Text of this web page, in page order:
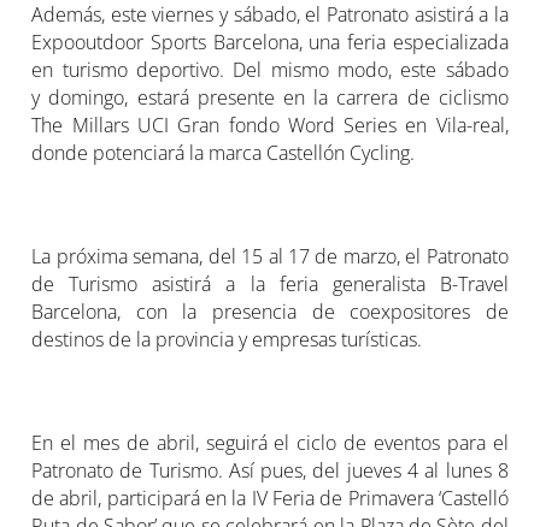
Además, este viernes y sábado, el Patronato asistirá a la
Expooutdoor Sports Barcelona, una feria especializada
en turismo deportivo. Del mismo modo, este sábado
y domingo, estará presente en la carrera de ciclismo
The Millars UCI Gran fondo Word Series en Vila-real,
donde potenciará la marca Castellón Cycling.
La próxima semana, del 15 al 17 de marzo, el Patronato
de Turismo asistirá a la feria generalista B-Travel
Barcelona, con la presencia de coexpositores de
destinos de la provincia y empresas turísticas.
En el mes de abril, seguirá el ciclo de eventos para el
Patronato de Turismo. Así pues, del jueves 4 al lunes 8
de abril, participará en la IV Feria de Primavera ‘Castelló